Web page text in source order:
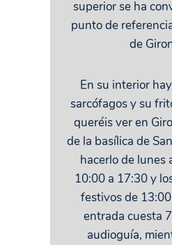
superior se ha
punto de
de
En su interior
sarcófagos y su
queréis ver en
de la basílica de
hacerlo de lunes
10:00 a 17:30 y
festivos de
entrada cuesta
audioguía,